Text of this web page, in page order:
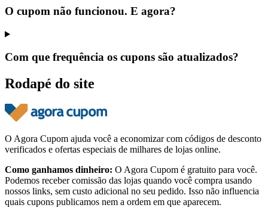
O cupom não funcionou. E agora?
Com que frequência os cupons são atualizados?
Rodapé do site
O Agora Cupom ajuda você a economizar com códigos de desconto
verificados e ofertas especiais de milhares de lojas online.
Como ganhamos dinheiro: O Agora Cupom é gratuito para você.
Podemos receber comissão das lojas quando você compra usando
nossos links, sem custo adicional no seu pedido. Isso não influencia
quais cupons publicamos nem a ordem em que aparecem.